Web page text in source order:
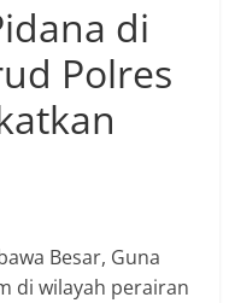
di
Polres
Besar, Guna
di wilayah perairan